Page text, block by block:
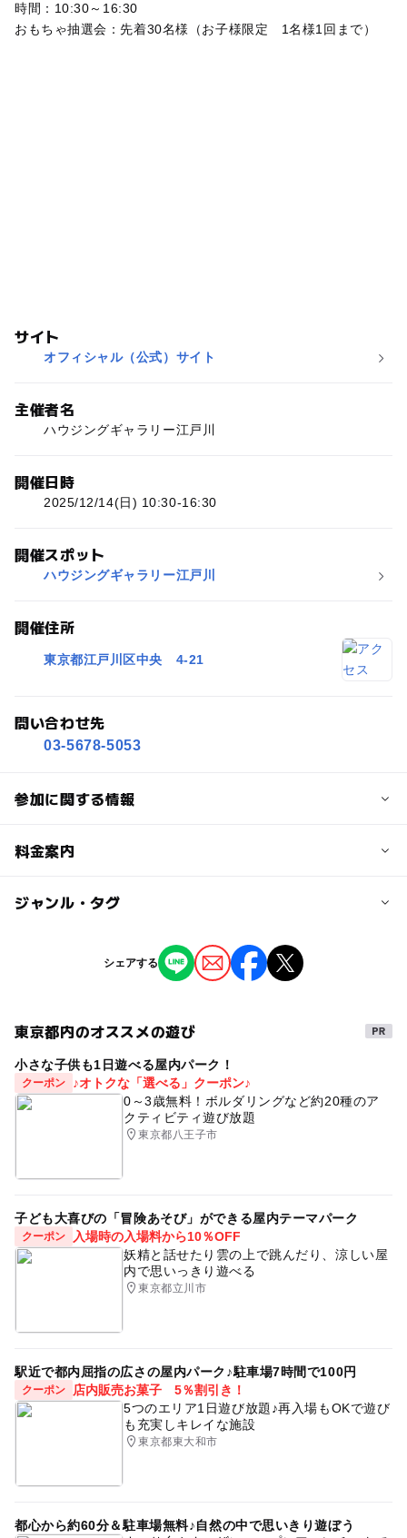
時間：10:30～16:30
おもちゃ抽選会：先着30名様（お子様限定 1名様1回まで）
サイト
オフィシャル（公式）サイト
主催者名
ハウジングギャラリー江戸川
開催日時
2025/12/14(日) 10:30-16:30
開催スポット
ハウジングギャラリー江戸川
開催住所
東京都江戸川区中央 4-21
問い合わせ先
03-5678-5053
参加に関する情報
対象年齢
※イベントによっては、順番待ちして頂く場合がございま
す。
※悪天候等により、予告なくイベント内容に変更がでる場
合がございます。
料金案内
子供の料金
ジャンル・タグ
タグ
江戸川区 葛飾区 江東区
中央・総武線(東京都) 親子 #参加無料 #無料
すべて無料 子供向け
シェアする
東京都内のオススメの遊び
小さな子供も1日遊べる屋内パーク！
クーポン
♪オトクな「選べる」クーポン♪
0～3歳無料！ボルダリングなど約20種のア
クティビティ遊び放題
東京都八王子市
子ども大喜びの「冒険あそび」ができる屋内テーマパーク
クーポン
入場時の入場料から10％OFF
妖精と話せたり雲の上で跳んだり、涼しい屋
内で思いっきり遊べる
東京都立川市
駅近で都内屈指の広さの屋内パーク♪駐車場7時間で100円
クーポン
店内販売お菓子 5％割引き！
5つのエリア1日遊び放題♪再入場もOKで遊び
も充実しキレイな施設
東京都東大和市
都心から約60分＆駐車場無料♪自然の中で思いきり遊ぼう